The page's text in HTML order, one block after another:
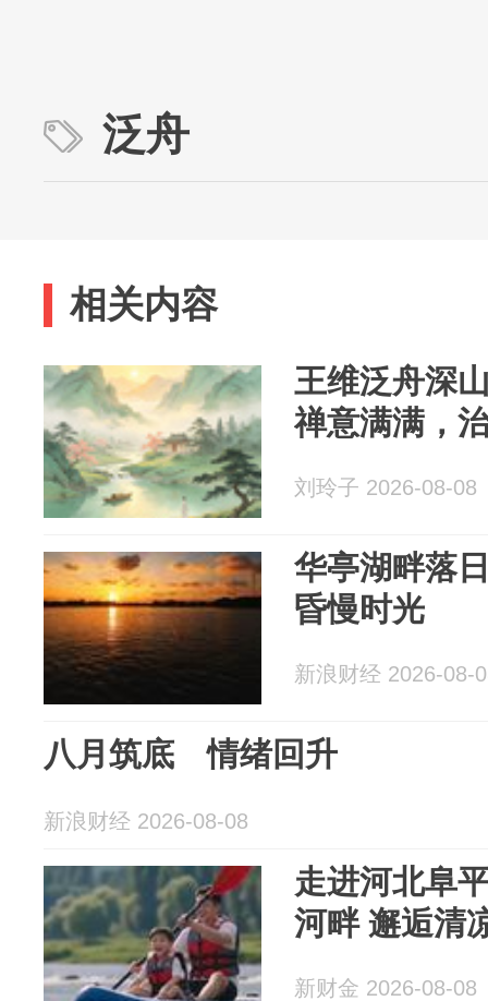
泛舟
相关内容
王维泛舟深
禅意满满，
刘玲子 2026-08-08
华亭湖畔落
昏慢时光
新浪财经 2026-08-
八月筑底 情绪回升
新浪财经 2026-08-08
走进河北阜
河畔 邂逅清
新财金 2026-08-08